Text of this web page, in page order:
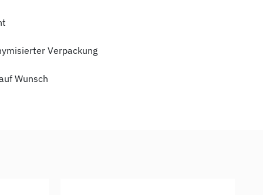
Verpackung
Wunsch